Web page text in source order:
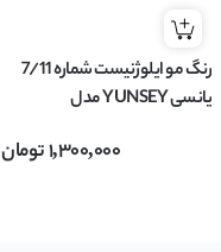
رنگ مو ایلوژنیست شماره 7/11
یانسی YUNSEY مدل
خاکستری حجم 60 میل1,300,000تومان